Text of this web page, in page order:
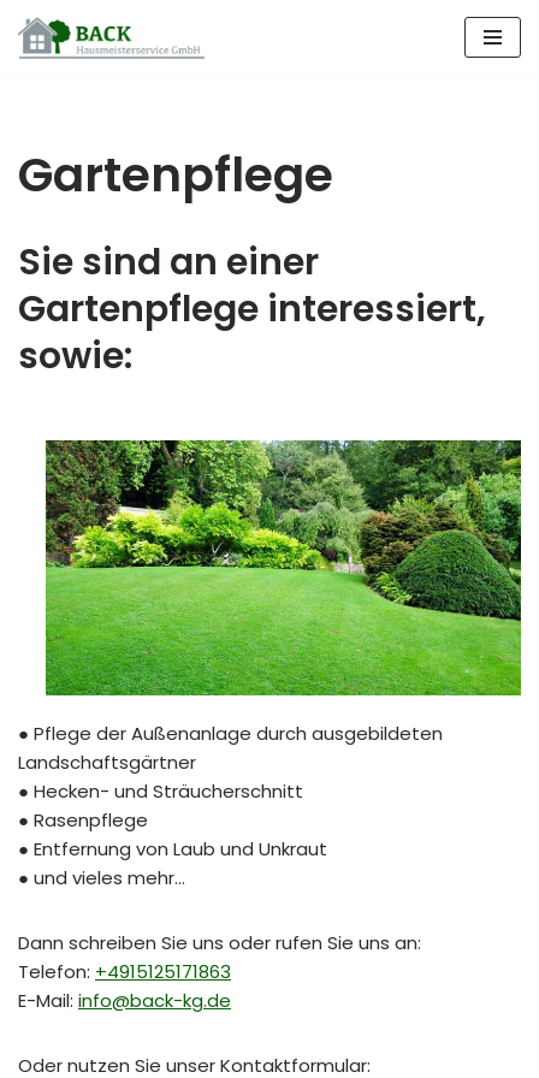
Zum
Gartenpflege
Sie sind an einer
Gartenpflege interessiert,
sowie:
● Pflege der Außenanlage durch ausgebildeten
Landschaftsgärtner
● Hecken- und Sträucherschnitt
● Rasenpflege
● Entfernung von Laub und Unkraut
● und vieles mehr…
Dann schreiben Sie uns oder rufen Sie uns an:
Telefon: +4915125171863
E-Mail: info@back-kg.de
Oder nutzen Sie unser Kontaktformular: